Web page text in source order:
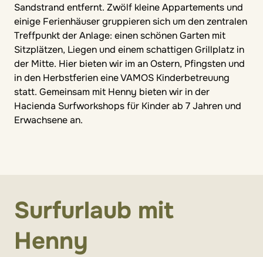
Sandstrand entfernt. Zwölf kleine Appartements und
einige Ferienhäuser gruppieren sich um den zentralen
Treffpunkt der Anlage: einen schönen Garten mit
Sitzplätzen, Liegen und einem schattigen Grillplatz in
der Mitte. Hier bieten wir im an Ostern, Pfingsten und
in den Herbstferien eine VAMOS Kinderbetreuung
statt. Gemeinsam mit Henny bieten wir in der
Hacienda Surfworkshops für Kinder ab 7 Jahren und
Erwachsene an.
Surfurlaub mit
Henny